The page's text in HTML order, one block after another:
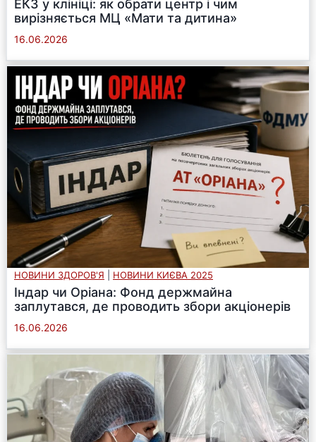
ЕКЗ у клініці: як обрати центр і чим
вирізняється МЦ «Мати та дитина»
16.06.2026
НОВИНИ ЗДОРОВ'Я НОВИНИ КИЄВА 2025
Індар чи Оріана: Фонд держмайна
заплутався, де проводить збори акціонерів
16.06.2026